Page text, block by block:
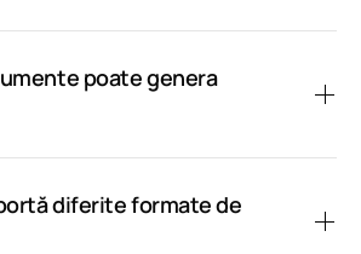
poate genera
diferite formate de